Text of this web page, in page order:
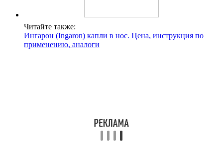
Читайте также:
Ингарон (Ingaron) капли в нос. Цена, инструкция по
применению, аналоги